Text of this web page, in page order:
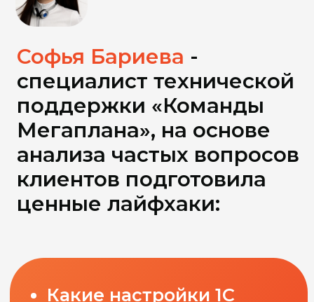
Будем также
проводить опросы и
задания для самых
внимательных.
Победители получат
стильный мерч от
Команды Мегаплана.
На прошлом вебинаре
счастливой
стала наша клиентка
Светлана - может, в
этот раз повезёт вам?